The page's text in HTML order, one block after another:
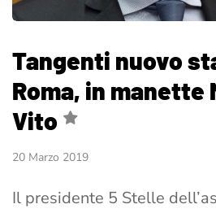
Tangenti nuovo
Roma, in manette
Vito
20 Marzo 2019
Il presidente 5 Stelle